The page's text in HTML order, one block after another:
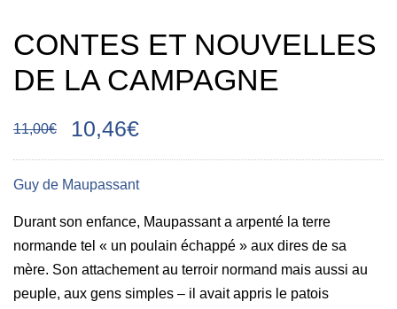
CONTES ET NOUVELLES
DE LA CAMPAGNE
11,00€ 10,46€
Guy de Maupassant
Durant son enfance, Maupassant a arpenté la terre
normande tel « un poulain échappé » aux dires de sa
mère. Son attachement au terroir normand mais aussi au
peuple, aux gens simples – il avait appris le patois